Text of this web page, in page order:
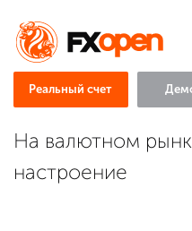
Реальный счет
На валютном
настроение